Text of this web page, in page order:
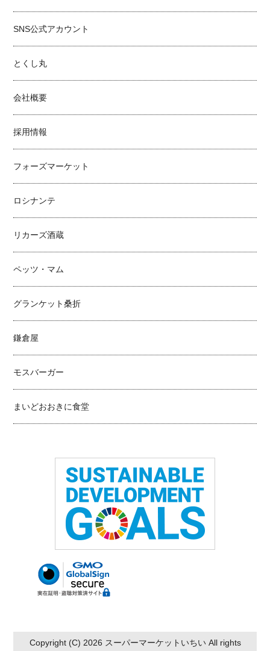
SNS公式アカウント
とくし丸
会社概要
採用情報
フォーズマーケット
ロシナンテ
リカーズ酒蔵
ペッツ・マム
グランケット桑折
鎌倉屋
モスバーガー
まいどおおきに食堂
Copyright (C) 2026 スーパーマーケットいちい All rights